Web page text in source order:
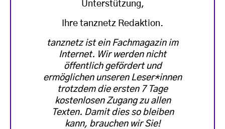
Unterstützung,
Ihre tanznetz Redaktion.
tanznetz ist ein Fachmagazin im
Internet. Wir werden nicht
öffentlich gefördert und
ermöglichen unseren Leser*innen
trotzdem die ersten 7 Tage
kostenlosen Zugang zu allen
Texten. Damit dies so bleiben
kann, brauchen wir Sie!